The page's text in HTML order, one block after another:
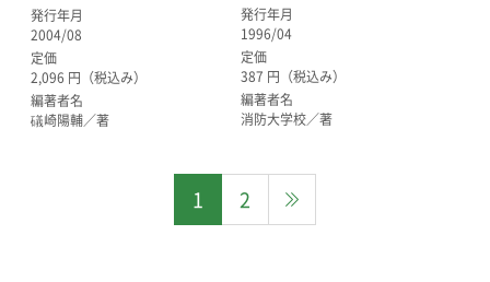
発行年月
2004/08
定価
2,096 円（税込み）
編著者名
礒崎陽輔／著
発行年月
1996/04
定価
387 円（税込み）
編著者名
消防大学校／著
1 2